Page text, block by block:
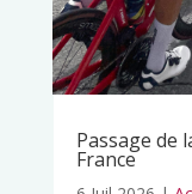
Passage de
France